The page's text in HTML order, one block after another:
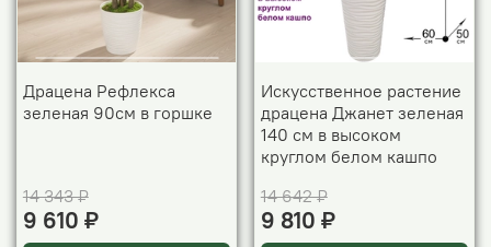
Драцена Рефлекса
зеленая 90см в горшке
14 343 ₽
9 610 ₽
Искусственное растение
драцена Джанет зеленая
140 см в высоком
круглом белом кашпо
14 642 ₽
9 810 ₽